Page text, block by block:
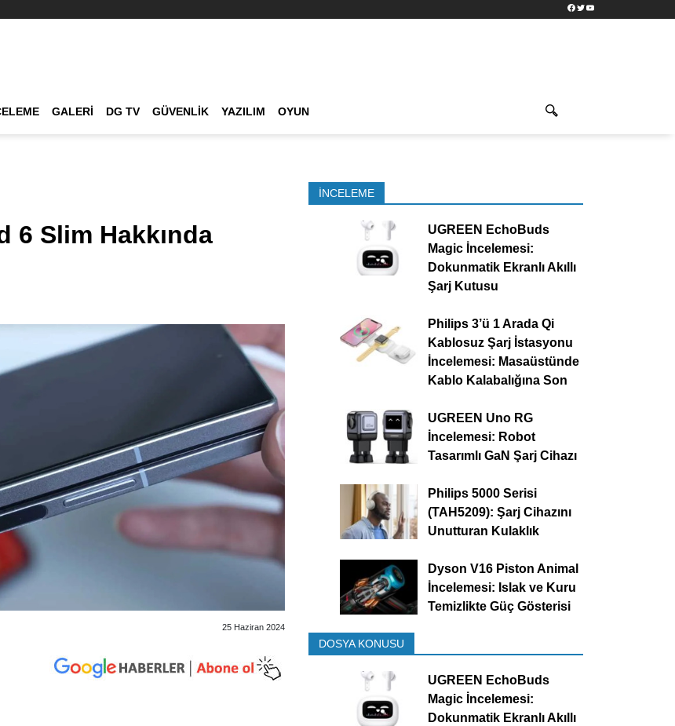
Facebook
TwitterYouTube
GALERI DG TV GÜVENLIK YAZILIM OYUN
6 Slim Hakkında
25 Haziran 2024
İNCELEME
UGREEN EchoBuds
Magic İncelemesi:
Dokunmatik Ekranlı Akıllı
Şarj Kutusu
Philips 3’ü 1 Arada Qi
Kablosuz Şarj İstasyonu
İncelemesi: Masaüstünde
Kablo Kalabalığına Son
UGREEN Uno RG
İncelemesi: Robot
Tasarımlı GaN Şarj Cihazı
Philips 5000 Serisi
(TAH5209): Şarj Cihazını
Unutturan Kulaklık
Dyson V16 Piston Animal
İncelemesi: Islak ve Kuru
Temizlikte Güç Gösterisi
DOSYA KONUSU
UGREEN EchoBuds
Magic İncelemesi:
Dokunmatik Ekranlı Akıllı